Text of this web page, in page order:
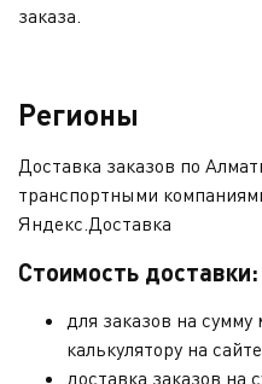
заказа.
Регионы
Доставка заказов по
транспортными
Яндекс.Доставка
Стоимость доставки:
для заказов на
калькулятору на сайте
доставка заказов на